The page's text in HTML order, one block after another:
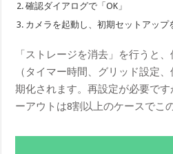
確認ダイアログで「OK」
カメラを起動し、初期セットアップ
「ストレージを消去」を行うと
（タイマー時間、グリッド設定
期化されます。再設定が必要で
ーアウトは8割以上のケースでこ